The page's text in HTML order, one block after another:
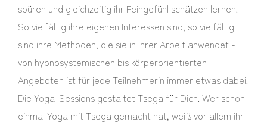
spüren und gleichzeitig ihr Feingefühl schätzen lernen.
So vielfältig ihre eigenen Interessen sind, so vielfältig
sind ihre Methoden, die sie in ihrer Arbeit anwendet -
von hypnosystemischen bis körperorientierten
Angeboten ist für jede Teilnehmerin immer etwas dabei.
Die Yoga-Sessions gestaltet Tsega für Dich. Wer schon
einmal Yoga mit Tsega gemacht hat, weiß vor allem ihr